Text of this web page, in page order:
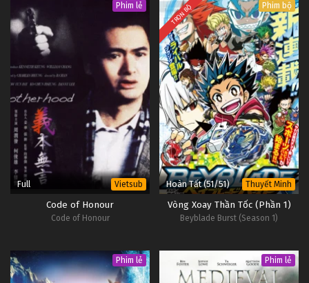
Phim lẻ
Full Vietsub
Code of Honour
Code of Honour
TRỌN BỘ Phim bộ
Hoàn Tất (51/51) Thuyết Minh
Vòng Xoay Thần Tốc (Phần 1)
Beyblade Burst (Season 1)
Phim lẻ Phim lẻ